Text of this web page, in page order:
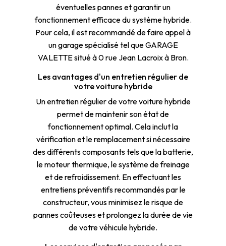
éventuelles pannes et garantir un
fonctionnement efficace du système hybride.
Pour cela, il est recommandé de faire appel à
un garage spécialisé tel que GARAGE
VALETTE situé à 0 rue Jean Lacroix à Bron.
Les avantages d'un entretien régulier de
votre voiture hybride
Un entretien régulier de votre voiture hybride
permet de maintenir son état de
fonctionnement optimal. Cela inclut la
vérification et le remplacement si nécessaire
des différents composants tels que la batterie,
le moteur thermique, le système de freinage
et de refroidissement. En effectuant les
entretiens préventifs recommandés par le
constructeur, vous minimisez le risque de
pannes coûteuses et prolongez la durée de vie
de votre véhicule hybride.